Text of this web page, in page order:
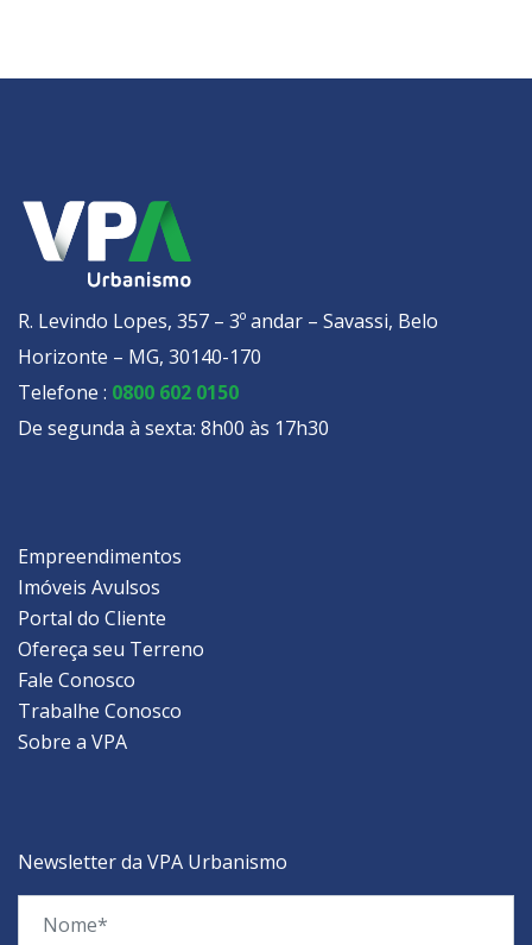
R. Levindo Lopes, 357 – 3º andar – Savassi, Belo
Horizonte – MG, 30140-170
Telefone : 0800 602 0150
De segunda à sexta: 8h00 às 17h30
Empreendimentos
Imóveis Avulsos
Portal do Cliente
Ofereça seu Terreno
Fale Conosco
Trabalhe Conosco
Sobre a VPA
Newsletter da VPA Urbanismo